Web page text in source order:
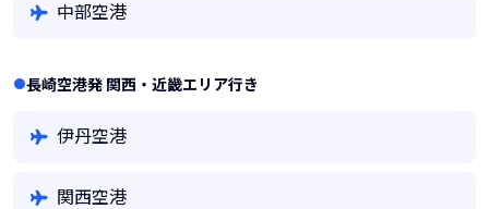
中部空港
長崎空港発 関西・近畿エリア行き
伊丹空港
関西空港